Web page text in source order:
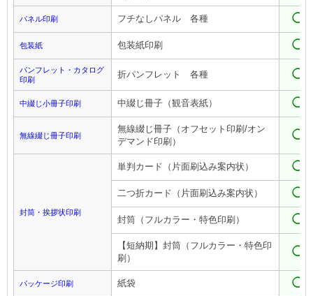
パネル印刷 フチなしパネル 各種 ◯
包装紙 包装紙印刷 ◯
パンフレット・カタログ
印刷
折パンフレット 各種 ◯
中綴じ小冊子印刷 中綴じ冊子（観音表紙） ◯
無線綴じ冊子印刷
無線綴じ冊子（オフセット印刷/オン
デマンド印刷）
◯
封筒・挨拶状印刷
単判カード（片面刷込み案内状） ◯
二つ折カード（片面刷込み案内状） ◯
封筒（フルカラー・特色印刷） ◯
【短納期】封筒（フルカラー・特色印
刷）
◯
パッケージ印刷 紙袋 ◯